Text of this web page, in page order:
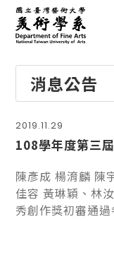
消息公告
2019.11.29
108學年度第三
陳彥成 楊淯麟 陳
佳容 黃琳穎、林
秀創作獎初審通過